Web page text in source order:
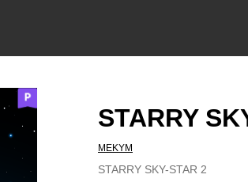
STARRY
MEKYM
STARRY SKY-STAR 2